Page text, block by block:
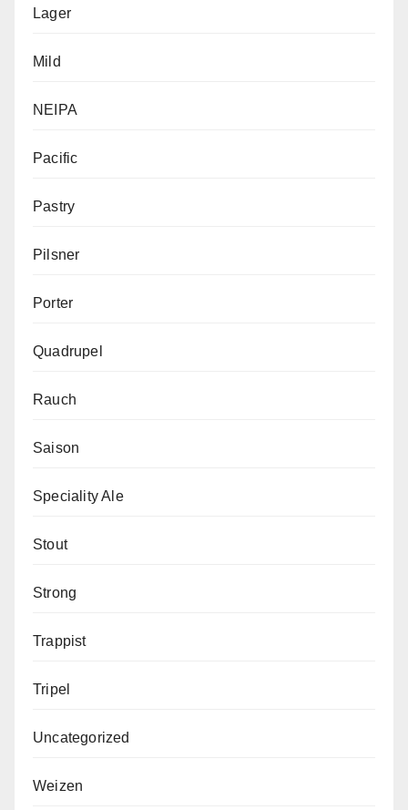
Lager
Mild
NEIPA
Pacific
Pastry
Pilsner
Porter
Quadrupel
Rauch
Saison
Speciality Ale
Stout
Strong
Trappist
Tripel
Uncategorized
Weizen